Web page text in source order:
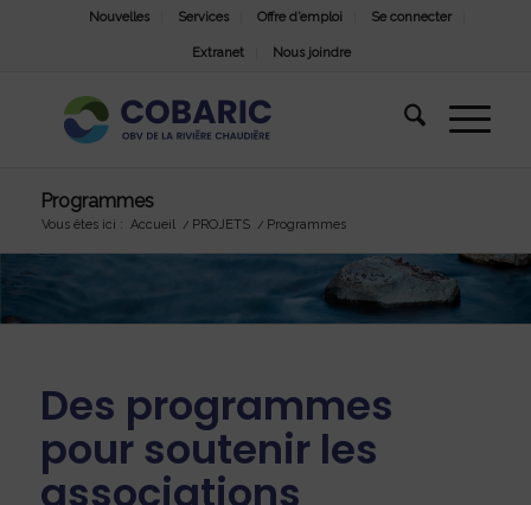
Nouvelles Services Offre d’emploi Se connecter
Extranet Nous joindre
Programmes
Vous êtes ici : Accueil / PROJETS / Programmes
Des programmes
pour soutenir les
associations